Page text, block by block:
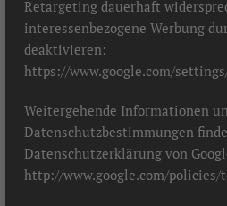
Retargeting dauerhaft
interessenbezogene Werbung
deaktivieren:
https://www.google.com/
Weitergehende Informationen
Datenschutzbestimmungen
Datenschutzerklärung von
http://www.google.com/policies/